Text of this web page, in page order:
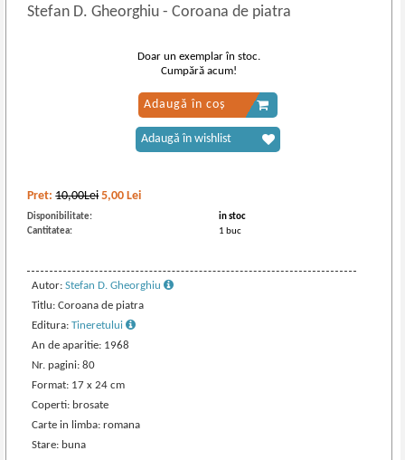
Stefan D. Gheorghiu- Coroana de piatra
Pret:10,00Lei 5,00 Lei
Disponibilitate:
in stoc
Cantitatea:
1 buc
Autor:Stefan D. Gheorghiu
Titlu: Coroana de piatra
Editura:Tineretului
An de aparitie: 1968
Nr. pagini: 80
Format: 17 x 24 cm
Coperti: brosate
Carte in limba: romana
Stare: buna
Doar un exemplar în stoc.
Cumpără acum!
Adaugă în coș
Adaugă în wishlist